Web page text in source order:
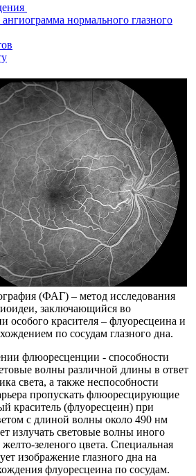
нормального глазного
(ФАГ) – метод исследования
заключающийся во
особого красителя – флуоресцеина и
по сосудам глазного дна.
флюоресценции - способности
волны различной длины в ответ
света, а также неспособности
пропускать флюоресцирующие
краситель (флуоресцеин) при
с длиной волны около 490 нм
излучать световые волны иного
зеленого цвета. Специальная
изображение глазного дна на
флуоресцеина по сосудам.